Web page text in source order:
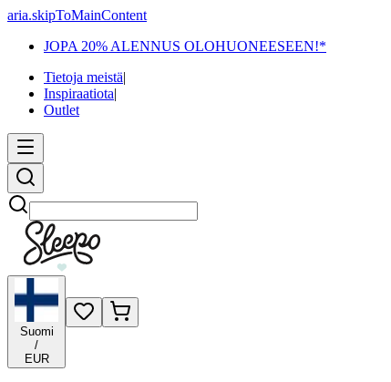
aria.skipToMainContent
JOPA 20% ALENNUS OLOHUONEESEEN!*
Tietoja meistä|
Inspiraatiota|
Outlet
Etsi
Suomi
/
EUR